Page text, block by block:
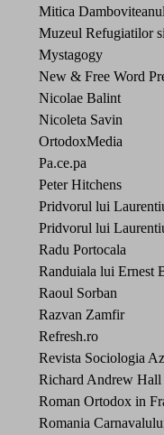
Mitica Damboviteanul
Muzeul Refugiatilor
Mystagogy
New & Free Word
Nicolae Balint
Nicoleta Savin
OrtodoxMedia
Pa.ce.pa
Peter Hitchens
Pridvorul lui
Pridvorul lui
Radu Portocala
Randuiala lui Ernest
Raoul Sorban
Razvan Zamfir
Refresh.ro
Revista Sociologia
Richard Andrew Hall
Roman Ortodox in
Romania